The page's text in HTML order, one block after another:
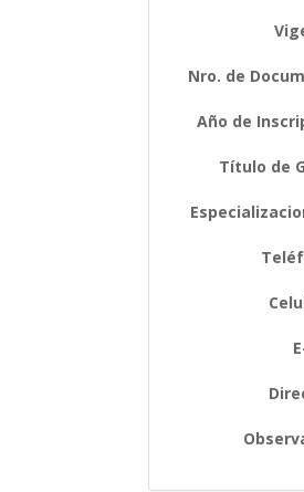
Nro. de
Año de
Título de